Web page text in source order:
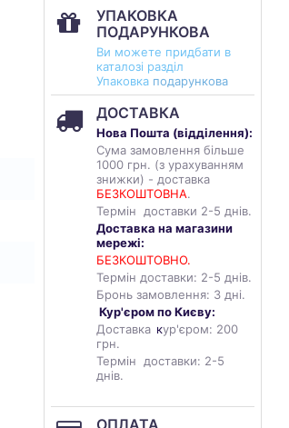
УПАКОВКА
ПОДАРУНКОВА
Ви можете придбати в
каталозі разділ
Упаковка подарункова
ДОСТАВКА
Нова Пошта (відділення):
Сума замовлення більше
1000 грн. (з урахуванням
знижки) - доставка
БЕЗКОШТОВНА.
Термін доставки 2-5 днів.
Доставка на магазини
мережі:
БЕЗКОШТОВНО.
Термін доставки: 2-5 днів.
Бронь замовлення: 3 дні.
Кур'єром по Києву:
Доставка кур'єром: 200
грн.
Термін доставки: 2-5
днів.
ОПЛАТА